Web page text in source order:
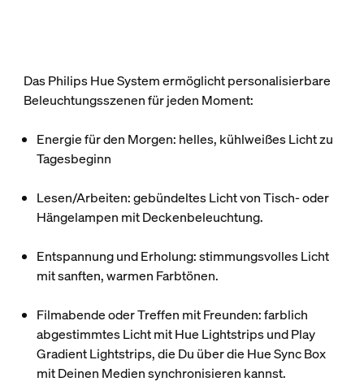
Das Philips Hue System ermöglicht personalisierbare
Beleuchtungsszenen für jeden Moment:
Energie für den Morgen: helles, kühlweißes Licht zu
Tagesbeginn
Lesen/Arbeiten: gebündeltes Licht von Tisch- oder
Hängelampen mit Deckenbeleuchtung.
Entspannung und Erholung: stimmungsvolles Licht
mit sanften, warmen Farbtönen.
Filmabende oder Treffen mit Freunden: farblich
abgestimmtes Licht mit Hue Lightstrips und Play
Gradient Lightstrips, die Du über die Hue Sync Box
mit Deinen Medien synchronisieren kannst.